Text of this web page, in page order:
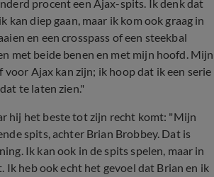
procent een Ajax-spits. Ik denk dat
kan diep gaan, maar ik kom ook graag in
en een crosspass of een steekbal
met beide benen en met mijn hoofd. Mijn
Ajax kan zijn; ik hoop dat ik een serie
te laten zien."
hij het beste tot zijn recht komt: "Mijn
spits, achter Brian Brobbey. Dat is
Ik kan ook in de spits spelen, maar in
Ik heb ook echt het gevoel dat Brian en ik